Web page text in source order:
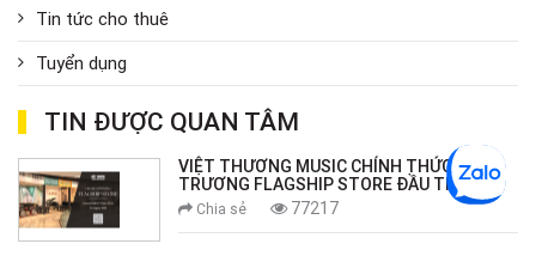
Tin tức cho thuê
Tuyển dụng
TIN ĐƯỢC QUAN TÂM
VIỆT THƯƠNG MUSIC CHÍNH THỨC KHAI
TRƯƠNG FLAGSHIP STORE ĐẦU TIÊN
Chia sẻ 77217